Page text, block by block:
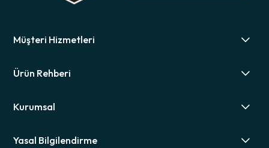
Müşteri Hizmetleri
Ürün Rehberi
Kurumsal
Yasal Bilgilendirme